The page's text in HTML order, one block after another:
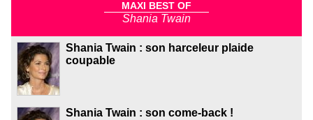
MAXI BEST OF
Shania Twain
Shania Twain : son harceleur plaide
coupable
Shania Twain : son come-back !